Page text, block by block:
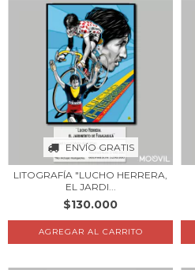
ENVÍO GRATIS
LITOGRAFÍA "LUCHO HERRERA,
EL JARDI...
$130.000
AGREGAR AL CARRITO